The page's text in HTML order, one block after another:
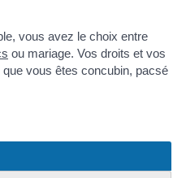
vous avez le choix entre
ou mariage. Vos droits et vos
vous êtes concubin, pacsé